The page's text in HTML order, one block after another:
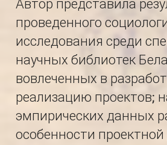
Автор представила
проведенного
исследования среди
научных библиотек
вовлеченных в
реализацию проектов;
эмпирических данных
особенности